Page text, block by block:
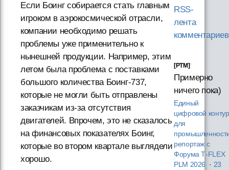
Если Боинг собирается стать главным
игроком в аэрокосмической отрасли,
компании необходимо решать
проблемы уже применительно к
нынешней продукции. Например, этим
летом была проблема с поставками
большого количества Боинг-737,
которые не могли быть отправлены
заказчикам из-за отсутствия
двигателей. Впрочем, это не сказалось
на финансовых показателях Боинг,
которые во втором квартале выглядели
хорошо.
RSS-
лента
комментариев
[PTM]
Примерно
ничего пока)
Единый
цифровой контур
для
репортаж с
Форума T‑FLEX
PLM 2026 · 23